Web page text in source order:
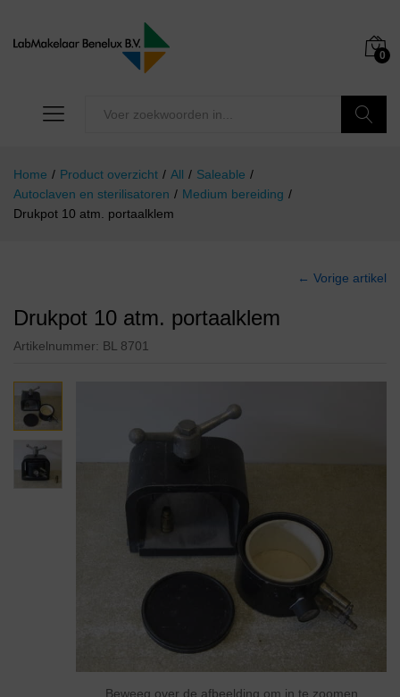
0
Home / Product overzicht / All / Saleable /
Autoclaven en sterilisatoren / Medium bereiding /
Drukpot 10 atm. portaalklem
← Vorige artikel
Drukpot 10 atm. portaalklem
Artikelnummer: BL 8701
Beweeg over de afbeelding om in te zoomen